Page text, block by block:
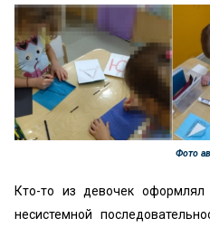
Фото
Кто-то из девочек
несистемной